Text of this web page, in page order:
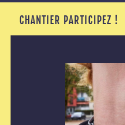
CHANTIER PARTICIPEZ !